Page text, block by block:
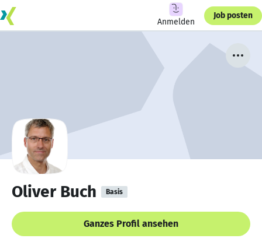
Anmelden
Job posten
Oliver Buch Basis
Ganzes Profil ansehen